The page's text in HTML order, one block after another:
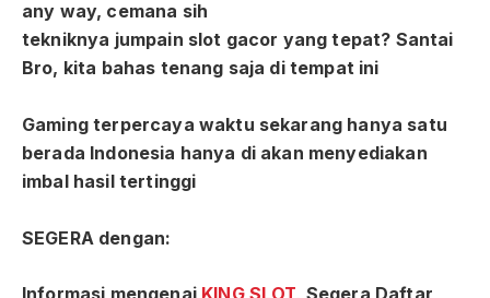
any way, cemana sih
tekniknya jumpain slot gacor yang tepat? Santai
Bro, kita bahas tenang saja di tempat ini
Gaming terpercaya waktu sekarang hanya satu
berada Indonesia hanya di akan menyediakan
imbal hasil tertinggi
SEGERA dengan: